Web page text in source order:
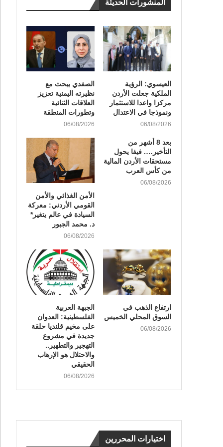
المنشورات الحديثة
العيسوي: الرؤية
الملكية جعلت الأردن
مركزا واعدا للاستثمار
ونموذجا في الاعتدال
06/08/2026
الصفدي يبحث مع
نظيرته اليمنية تعزيز
العلاقات الثنائية
وتطورات المنطقة
06/08/2026
بعد 8 أشهر من
التأخير…. فيفا يحول
مستحقات الأردن المالية
من كأس العرب
06/08/2026
الأمن الغذائي والأمن
القومي الأردني: معركة
السيادة في عالم يتغير*
د. محمد الجبور
06/08/2026
ارتفاع الذهب في
السوق المحلي الخميس
06/08/2026
الجبهة العربية
الفلسطينية: العدوان
على مخيم قلنديا حلقة
جديدة في مشروع
التهجير والتطهير..
والاحتلال هو الإرهاب
الحقيقي
06/08/2026
اختيارات المحررين